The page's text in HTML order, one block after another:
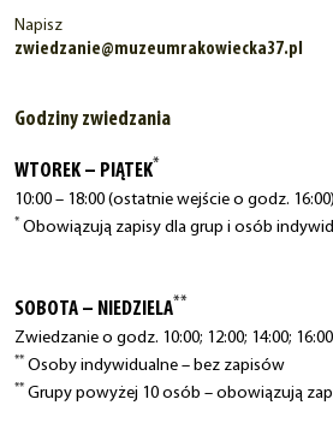
Napisz
zwiedzanie@muzeumrakowiecka37.pl
Godziny zwiedzania
WTOREK – PIĄTEK*
10:00 – 18:00 (ostatnie wejście o godz. 16:00)
* Obowiązują zapisy dla grup i osób
SOBOTA – NIEDZIELA**
Zwiedzanie o godz. 10:00; 12:00; 14:00; 16:00
** Osoby indywidualne – bez zapisów
** Grupy powyżej 10 osób – obowiązują